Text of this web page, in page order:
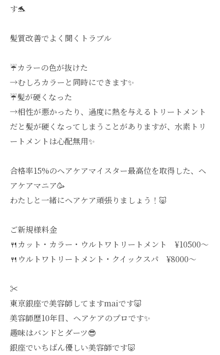
す🐬
髪質改善でよく聞くトラブル
☔️カラーの色が抜けた
→むしろカラーと同時にできます✨
☔️髪が硬くなった
→相性が悪かったり、過度に熱を与えるトリートメント
だと髪が硬くなってしまうことがありますが、水素トリ
ートメントは心配無用✨
合格率15%のヘアケアマイスター最高位を取得した、ヘ
アケアマニア🥳
わたしと一緒にヘアケア頑張りましょう！🐷
ご新規様料金
🍴カット・カラー・ウルトワトリートメント ¥10500〜
🍴ウルトワトリートメント・クイックスパ ¥8000〜
✂︎
東京銀座で美容師してますmaiです🐷
美容師歴10年目、ヘアケアのプロです✨
趣味はバンドとダーツ😎
銀座でいちばん優しい美容師です🐷